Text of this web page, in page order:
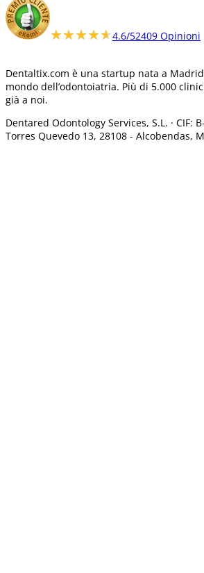
★★★★★
★★★★★4.6/52409 Opinioni
Dentaltix.com è una startup nata a
mondo dell’odontoiatria. Più di 5.000
già a noi.
Dentared Odontology Services, S.L. · CIF:
Torres Quevedo 13, 28108 - Alcobendas,